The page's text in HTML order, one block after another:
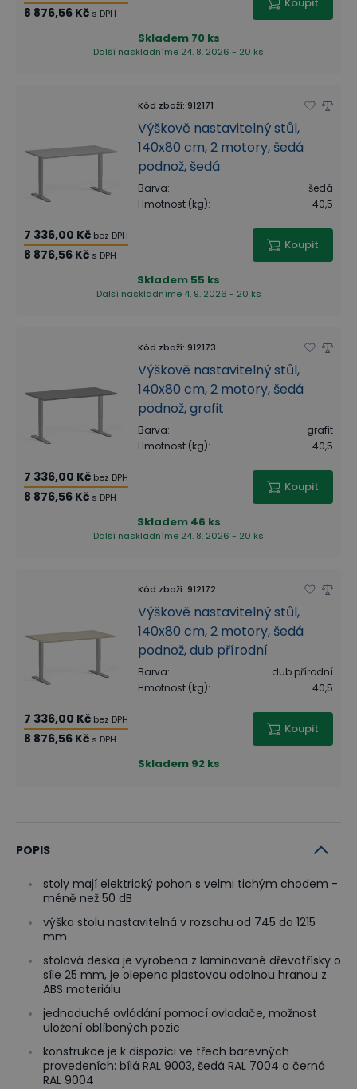
8 876,56 Kč s DPH
Skladem 70 ks
Další naskladníme 24. 8. 2026 - 20 ks
Kód zboží: 912171
Výškově nastavitelný stůl,
140x80 cm, 2 motory, šedá
podnož, šedá
Barva:
šedá
Hmotnost (kg): 40,5
7 336,00 Kč bez DPH
8 876,56 Kč s DPH
Koupit
Skladem 55 ks
Další naskladníme 4. 9. 2026 - 20 ks
Kód zboží: 912173
Výškově nastavitelný stůl,
140x80 cm, 2 motory, šedá
podnož, grafit
Barva:
grafit
Hmotnost (kg): 40,5
7 336,00 Kč bez DPH
8 876,56 Kč s DPH
Koupit
Skladem 46 ks
Další naskladníme 24. 8. 2026 - 20 ks
Kód zboží: 912172
Výškově nastavitelný stůl,
140x80 cm, 2 motory, šedá
podnož, dub přírodní
Barva:
dub přírodní
Hmotnost (kg): 40,5
7 336,00 Kč bez DPH
8 876,56 Kč s DPH
Koupit
Skladem 92 ks
POPIS
stoly mají elektrický pohon s velmi tichým chodem -
méně než 50 dB
výška stolu nastavitelná v rozsahu od 745 do 1215
mm
stolová deska je vyrobena z laminované dřevotřísky o
síle 25 mm, je olepena plastovou odolnou hranou z
ABS materiálu
jednoduché ovládání pomocí ovladače, možnost
uložení oblíbených pozic
konstrukce je k dispozici ve třech barevných
provedeních: bílá RAL 9003, šedá RAL 7004 a černá
RAL 9004